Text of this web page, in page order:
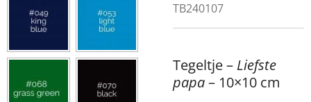
TB240107
Tegeltje – Liefste
papa– 10×10 cm